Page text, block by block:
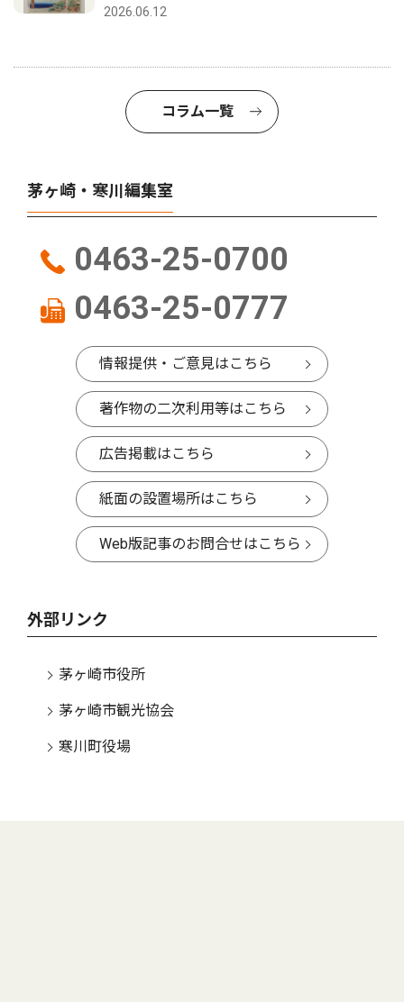
2026.06.12
コラム一覧
茅ヶ崎・寒川編集室
0463-25-0700
0463-25-0777
情報提供・ご意見はこちら
著作物の二次利用等はこちら
広告掲載はこちら
紙面の設置場所はこちら
Web版記事のお問合せはこちら
外部リンク
茅ヶ崎市役所
茅ヶ崎市観光協会
寒川町役場